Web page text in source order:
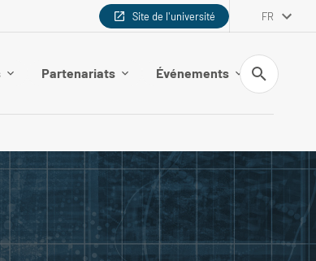
Site de l'université FR
Partenariats Événements
Recherche